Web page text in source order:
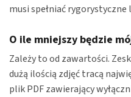
musi spełniać
O ile mniejszy będzie
Zależy to od zawartości.
dużą ilością zdjęć tracą
plik PDF zawierający